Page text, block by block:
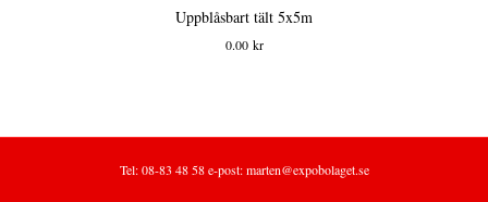
Uppblåsbart tält 5x5m
0.00 kr
Tel: 08-83 48 58 e-post:marten@expobolaget.se